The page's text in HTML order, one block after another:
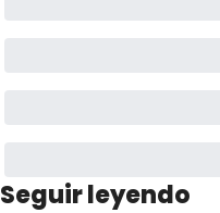
Seguir leyendo